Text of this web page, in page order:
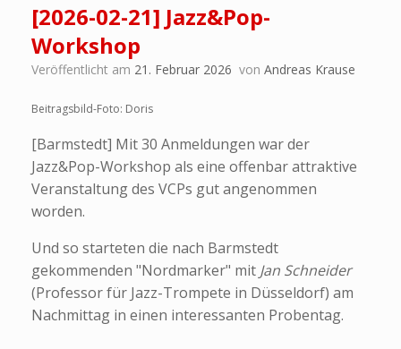
[2026-02-21] Jazz&Pop-
Workshop
Veröffentlicht am 21. Februar 2026 von Andreas Krause
Beitragsbild-Foto: Doris
[Barmstedt] Mit 30 Anmeldungen war der
Jazz&Pop-Workshop als eine offenbar attraktive
Veranstaltung des VCPs gut angenommen
worden.
Und so starteten die nach Barmstedt
gekommenden "Nordmarker" mit Jan Schneider
(Professor für Jazz-Trompete in Düsseldorf) am
Nachmittag in einen interessanten Probentag.